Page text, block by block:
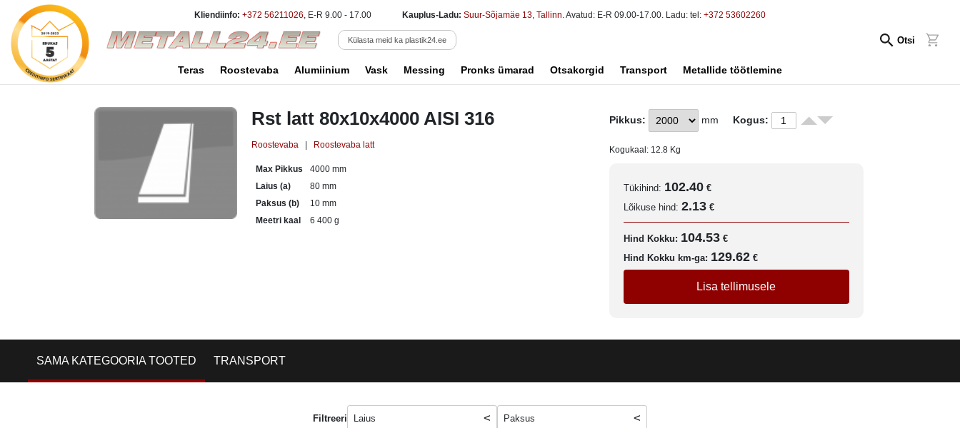
Kliendiinfo: +372 56211026, E-R 9.00 - 17.00 Kauplus-Ladu: Suur-Sõjamäe 13, Tallinn. Avatud: E-R 09.00-17.00. Ladu: tel: +372 53602260
Külasta meid ka plastik24.ee Otsi
Teras Roostevaba Alumiinium Vask Messing Pronks ümarad Otsakorgid Transport Metallide töötlemine
Rst latt 80x10x4000 AISI 316
Roostevaba Roostevaba latt
Max Pikkus
4000 mm
Laius (a)
80 mm
Paksus (b)
10 mm
Meetri kaal
6 400 g
Pikkus: mm Kogus:
Kogukaal: 12.8Kg
Tükihind: 102.40 €
Lõikuse hind: 2.13 €
Hind Kokku: 104.53 €
Hind Kokku km-ga: 129.62 €
Lisa tellimusele
SAMA KATEGOORIA TOOTED TRANSPORT
Filtreeri Laius Paksus